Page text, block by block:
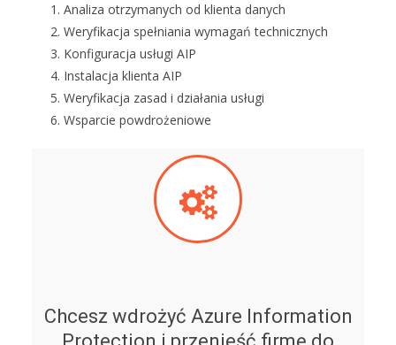
Analiza otrzymanych od klienta danych
Weryfikacja spełniania wymagań technicznych
Konfiguracja usługi AIP
Instalacja klienta AIP
Weryfikacja zasad i działania usługi
Wsparcie powdrożeniowe
Chcesz wdrożyć Azure Information